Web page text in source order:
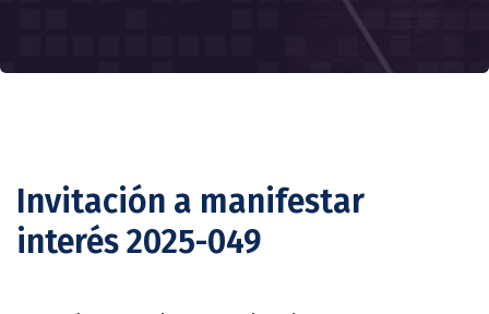
Invitación a manifestar
interés 2025-049